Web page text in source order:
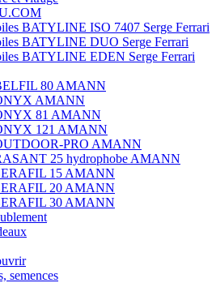
BATYLINE ISO 7407 Serge Ferrari
BATYLINE DUO Serge Ferrari
BATYLINE EDEN Serge Ferrari
80 AMANN
AMANN
81 AMANN
121 AMANN
PRO AMANN
25 hydrophobe AMANN
15 AMANN
20 AMANN
30 AMANN
semences